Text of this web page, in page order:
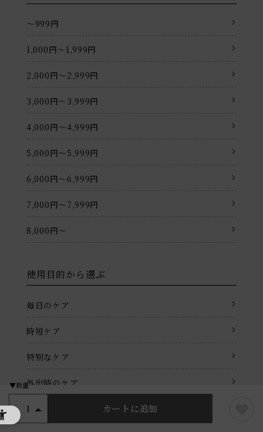
1 カートに追加
〜999円
1,000円〜1,999円
2,000円〜2,999円
3,000円〜3,999円
4,000円〜4,999円
5,000円〜5,999円
6,000円〜6,999円
7,000円〜7,999円
8,000円〜
使用目的から選ぶ
毎日のケア
時短ケア
特別なケア
外出時のケア
仕事前の準備